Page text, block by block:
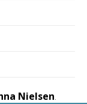
Nielsen.